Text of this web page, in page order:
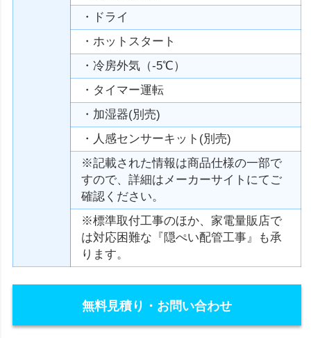
・ドライ
・ホットスタート
・冷房外気（-5℃）
・タイマー運転
・加湿器(別売)
・人感センサーキット(別売)
※記載された情報は商品仕様の一部で
すので、詳細はメーカーサイトにてご
確認ください。
※標準取付工事のほか、家電量販店で
は対応困難な『隠ぺい配管工事』も承
ります。
無料見積り・お問い合わせ